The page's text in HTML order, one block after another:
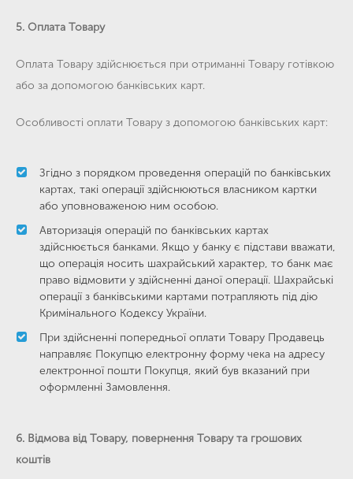
5. Оплата Товару
Оплата Товару здійснюється при отриманні Товару готівкою
або за допомогою банківських карт.
Особливості оплати Товару з допомогою банківських карт:
Згідно з порядком проведення операцій по банківських
картах, такі операції здійснюються власником картки
або уповноваженою ним особою.
Авторизація операцій по банківських картах
здійснюється банками. Якщо у банку є підстави вважати,
що операція носить шахрайський характер, то банк має
право відмовити у здійсненні даної операції. Шахрайські
операції з банківськими картами потрапляють під дію
Кримінального Кодексу України.
При здійсненні попередньої оплати Товару Продавець
направляє Покупцю електронну форму чека на адресу
електронної пошти Покупця, який був вказаний при
оформленні Замовлення.
6. Відмова від Товару, повернення Товару та грошових
коштів